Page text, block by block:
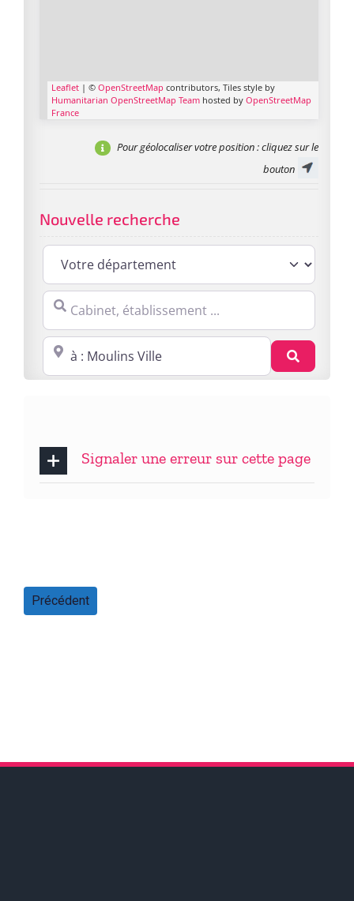
Leaflet | © OpenStreetMap contributors, Tiles style by
Humanitarian OpenStreetMap Team hosted by OpenStreetMap
France
Pour géolocaliser votre position: cliquez sur le
bouton
Nouvelle recherche
Cabinet, établissement ...
Proche de : ville, cp, lieu ...
Signaler une erreur sur cette page
Précédent